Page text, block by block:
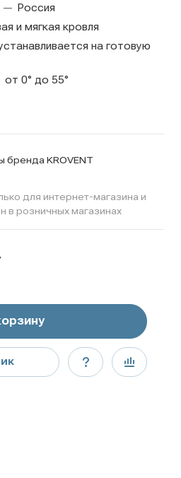
— Россия
и мягкая кровля
на готовую
от 0° до 55°
бренда KROVENT
для интернет-магазина и
в розничных магазинах